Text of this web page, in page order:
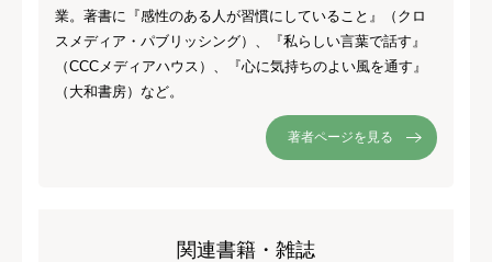
業。著書に『感性のある人が習慣にしていること』（クロ
スメディア・パブリッシング）、『私らしい言葉で話す』
（CCCメディアハウス）、『心に気持ちのよい風を通す』
（大和書房）など。
著者ページを見る
関連書籍・雑誌